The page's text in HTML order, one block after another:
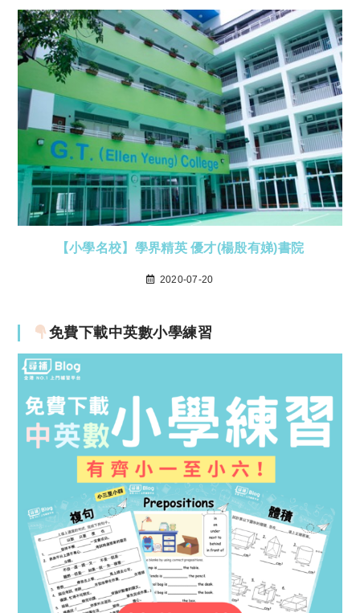
【小學名校】學界精英 優才(楊殷有娣)書院
2020-07-20
免費下載中英數小學練習